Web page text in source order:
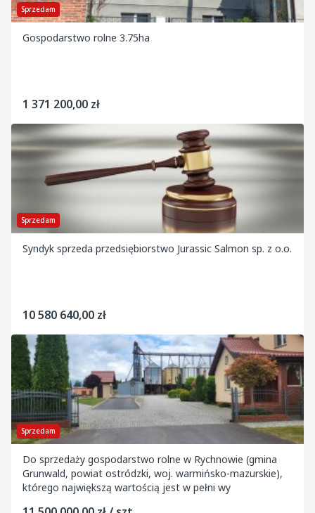
Sprzedam
Gospodarstwo rolne 3.75ha
1 371 200,00 zł
Sprzedam
Syndyk sprzeda przedsiębiorstwo Jurassic Salmon sp. z o.o.
10 580 640,00 zł
Sprzedam
Do sprzedaży gospodarstwo rolne w Rychnowie (gmina
Grunwald, powiat ostródzki, woj. warmińsko-mazurskie),
którego największą wartością jest w pełni wy